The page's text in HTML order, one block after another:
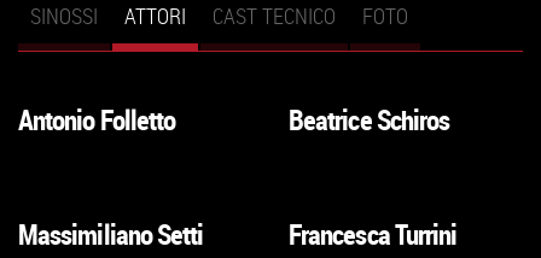
Schede primarie
SINOSSI ATTORI (SCHEDA
ATTIVA)
CAST TECNICO FOTO
VAI
Antonio Folletto
VAI
Beatrice Schiros
VAI
Massimiliano Setti
VAI
Francesca Turrini